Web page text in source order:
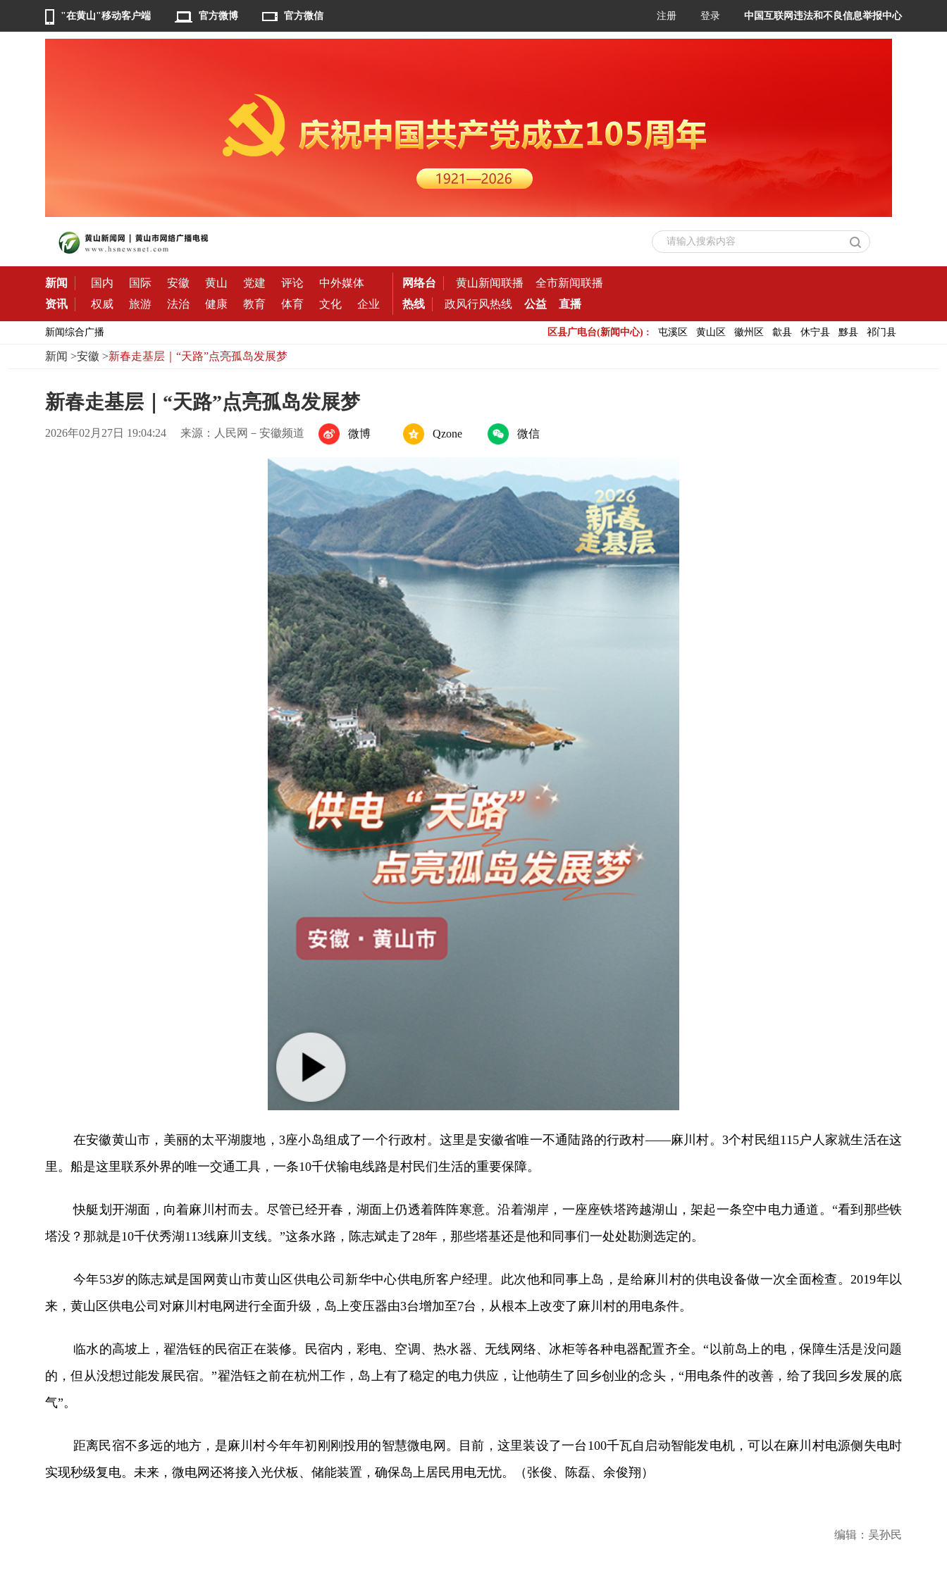
"在黄山"移动客户端 官方微博 官方微信 注册 登录 中国互联网违法和不良信息举报中心
请输入搜索内容
新闻 国内 国际 安徽 黄山 党建 评论
中外媒体
资讯
权威 旅游 法治 健康 教育 体育 文化 企业
网络台 黄山新闻联播
全市新闻联播
热线
政风行风热线 公益 直播
新闻综合广播 区县广电台(新闻中心) : 屯溪区 黄山区 徽州区 歙县 休宁县 黟县 祁门县
新闻 >安徽 >新春走基层｜“天路”点亮孤岛发展梦
新春走基层｜“天路”点亮孤岛发展梦
2026年02月27日 19:04:24 来源：人民网－安徽频道 微博 Qzone 微信
在安徽黄山市，美丽的太平湖腹地，3座小岛组成了一个行政村。这里是安徽省唯一不通陆路的行政村——麻川村。3个村民组115户人家就生活在这
里。船是这里联系外界的唯一交通工具，一条10千伏输电线路是村民们生活的重要保障。
快艇划开湖面，向着麻川村而去。尽管已经开春，湖面上仍透着阵阵寒意。沿着湖岸，一座座铁塔跨越湖山，架起一条空中电力通道。“看到那些铁
塔没？那就是10千伏秀湖113线麻川支线。”这条水路，陈志斌走了28年，那些塔基还是他和同事们一处处勘测选定的。
今年53岁的陈志斌是国网黄山市黄山区供电公司新华中心供电所客户经理。此次他和同事上岛，是给麻川村的供电设备做一次全面检查。2019年以
来，黄山区供电公司对麻川村电网进行全面升级，岛上变压器由3台增加至7台，从根本上改变了麻川村的用电条件。
临水的高坡上，翟浩钰的民宿正在装修。民宿内，彩电、空调、热水器、无线网络、冰柜等各种电器配置齐全。“以前岛上的电，保障生活是没问题
的，但从没想过能发展民宿。”翟浩钰之前在杭州工作，岛上有了稳定的电力供应，让他萌生了回乡创业的念头，“用电条件的改善，给了我回乡发展的底
气”。
距离民宿不多远的地方，是麻川村今年年初刚刚投用的智慧微电网。目前，这里装设了一台100千瓦自启动智能发电机，可以在麻川村电源侧失电时
实现秒级复电。未来，微电网还将接入光伏板、储能装置，确保岛上居民用电无忧。（张俊、陈磊、余俊翔）
编辑：吴孙民